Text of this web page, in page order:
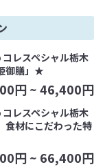
レスペシャル栃木
御膳」★
円 ~46,400円
レスペシャル栃木
食材にこだわった特
円 ~ 66,400円